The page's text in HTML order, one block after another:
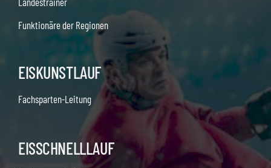
Funktionäre der Regionen
EISKUNSTLAUF
Fachsparten-Leitung
EISSCHNELLLAUF